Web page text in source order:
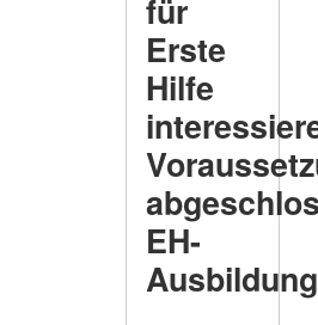
für
Erste
Hilfe
EH-